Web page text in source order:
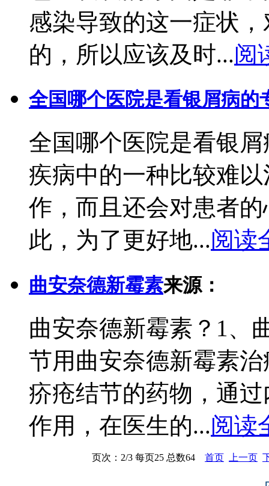
感染导致的这一症状
的，所以应该及时...阅
全国哪个医院是看银屑病的
全国哪个医院是看银
疾病中的一种比较难
作，而且还会对患者
此，为了更好地...阅读
曲安奈德新霉素来源：
曲安奈德新霉素？1、
节用曲安奈德新霉素
疥疮结节的药物，通
作用，在医生的...阅读
页次：2/3 每页25 总数64 首页 上一页